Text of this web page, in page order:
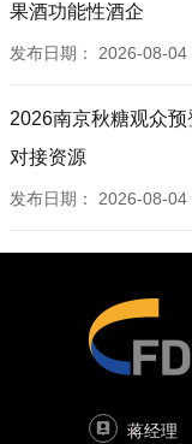
果酒功能性酒企
发布日期： 2026-08-04
2026南京秋糖观众
对接资源
发布日期： 2026-08-04
蒋经理